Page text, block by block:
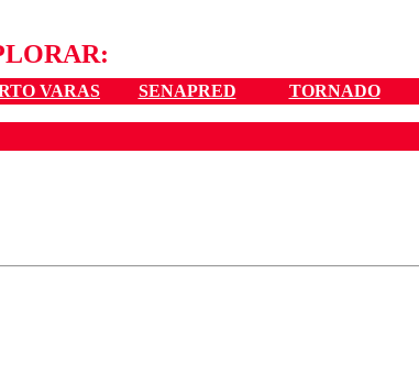
VARAS SENAPRED TORNADO